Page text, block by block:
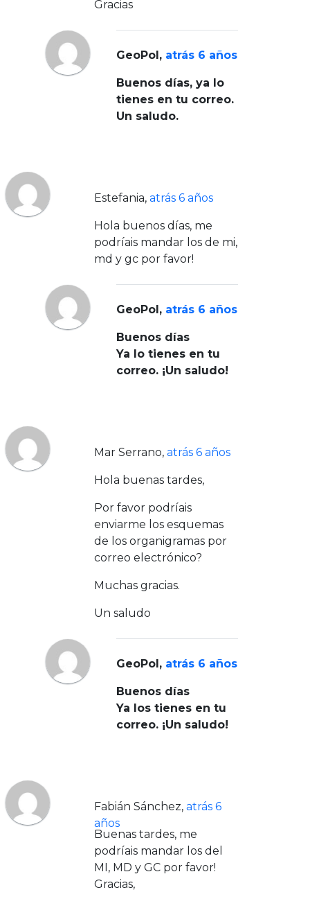
Gracias
GeoPol, atrás 6 años
Buenos días, ya lo
tienes en tu correo.
Un saludo.
Estefania, atrás 6 años
Hola buenos días, me
podríais mandar los de mi,
md y gc por favor!
GeoPol, atrás 6 años
Buenos días
Ya lo tienes en tu
correo. ¡Un saludo!
Mar Serrano, atrás 6 años
Hola buenas tardes,
Por favor podríais
enviarme los esquemas
de los organigramas por
correo electrónico?
Muchas gracias.
Un saludo
GeoPol, atrás 6 años
Buenos días
Ya los tienes en tu
correo. ¡Un saludo!
Fabián Sánchez, atrás 6
años
Buenas tardes, me
podríais mandar los del
MI, MD y GC por favor!
Gracias,